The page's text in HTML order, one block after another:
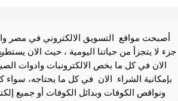
أصبحت مواقع التسويق الالكتروني في مصر
جزء لا يتجزأ من حياتنا اليومية ، حيث الان
الان في كل ما بخص الالكترونبات وادوات
بإمكانية الشراء الان في كل ما يحتاجه، سواء
ونواقص الكوفات وبدائل الكوفات أو جميع